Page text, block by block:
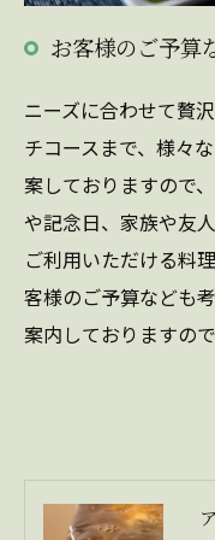
お客様のご予算
ニーズに合わせて贅
チコースまで、様々
案しておりますので
や記念日、家族や友
ご利用いただける料
客様のご予算なども
案内しておりますの